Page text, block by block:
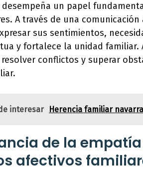
desempeña un papel
A través de una
sus sentimientos,
y fortalece la unidad familiar.
conflictos y superar
interesar Herencia familiar
de la
afectivos